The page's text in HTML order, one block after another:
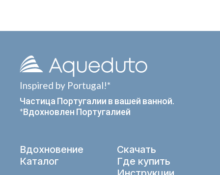
Inspired by Portugal!*
Частица Португалии в вашей ванной.
*Вдохновлен Португалией
Вдохновение
Каталог
Скачать
Где купить